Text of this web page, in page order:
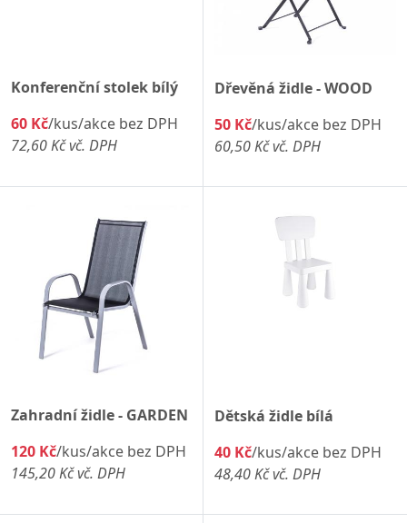
Konferenční stolek bílý
60 Kč/kus/akce bez DPH
72,60 Kč vč. DPH
Dřevěná židle - WOOD
50 Kč/kus/akce bez DPH
60,50 Kč vč. DPH
Zahradní židle - GARDEN
120 Kč/kus/akce bez DPH
145,20 Kč vč. DPH
Dětská židle bílá
40 Kč/kus/akce bez DPH
48,40 Kč vč. DPH